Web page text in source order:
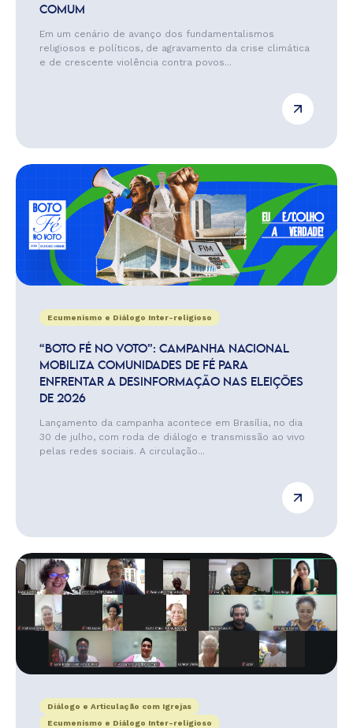
COMUM
Em um cenário de avanço dos fundamentalismos
religiosos e políticos, de agravamento da crise climática
e de crescente violência contra povos...
Ecumenismo e Diálogo Inter-religioso
“BOTO FÉ NO VOTO”: CAMPANHA NACIONAL
MOBILIZA COMUNIDADES DE FÉ PARA
ENFRENTAR A DESINFORMAÇÃO NAS ELEIÇÕES
DE 2026
Lançamento da campanha acontece em Brasília, no dia
30 de julho, com roda de diálogo e transmissão ao vivo
pelas redes sociais. A circulação...
Diálogo e Articulação com Igrejas
Ecumenismo e Diálogo Inter-religioso